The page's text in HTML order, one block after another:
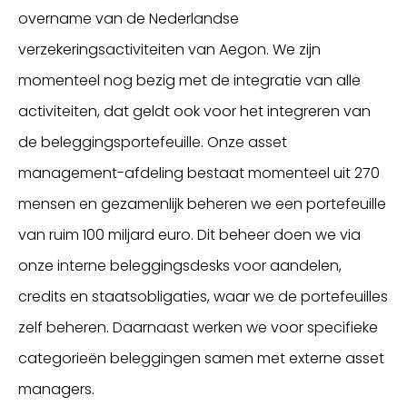
overname van de Nederlandse
verzekeringsactiviteiten van Aegon. We zijn
momenteel nog bezig met de integratie van alle
activiteiten, dat geldt ook voor het integreren van
de beleggingsportefeuille. Onze asset
management-afdeling bestaat momenteel uit 270
mensen en gezamenlijk beheren we een portefeuille
van ruim 100 miljard euro. Dit beheer doen we via
onze interne beleggingsdesks voor aandelen,
credits en staatsobligaties, waar we de portefeuilles
zelf beheren. Daarnaast werken we voor specifieke
categorieën beleggingen samen met externe asset
managers.